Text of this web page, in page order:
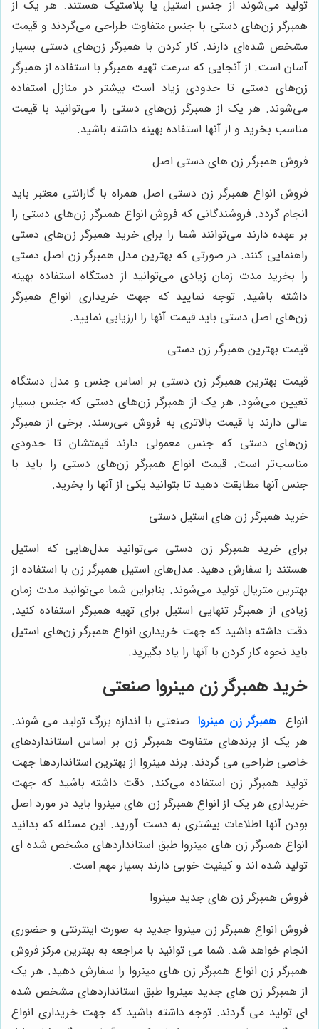
تولید می‌شوند از جنس استیل یا پلاستیک هستند. هر یک از
همبرگر زن‌های دستی با جنس متفاوت طراحی می‌گردند و قیمت
مشخص شده‌ای دارند. کار کردن با همبرگر زن‌های دستی بسیار
آسان است. از آنجایی که سرعت تهیه همبرگر با استفاده از همبرگر
زن‌های دستی تا حدودی زیاد است بیشتر در منازل استفاده
می‌شوند. هر یک از همبرگر زن‌های دستی را می‌توانید با قیمت
مناسب بخرید و از آنها استفاده بهینه داشته باشید.
فروش همبرگر زن های دستی اصل
فروش انواع همبرگر زن دستی اصل همراه با گارانتی معتبر باید
انجام گردد. فروشندگانی که فروش انواع همبرگر زن‌های دستی را
بر عهده دارند می‌توانند شما را برای خرید همبرگر زن‌های دستی
راهنمایی کنند. در صورتی که بهترین مدل همبرگر زن اصل دستی
را بخرید مدت زمان زیادی می‌توانید از دستگاه استفاده بهینه
داشته باشید. توجه نمایید که جهت خریداری انواع همبرگر
زن‌های اصل دستی باید قیمت آنها را ارزیابی نمایید.
قیمت بهترین همبرگر زن دستی
قیمت بهترین همبرگر زن دستی بر اساس جنس و مدل دستگاه
تعیین می‌شود. هر یک از همبرگر زن‌های دستی که جنس بسیار
عالی دارند با قیمت بالاتری به فروش می‌رسند. برخی از همبرگر
زن‌های دستی که جنس معمولی دارند قیمتشان تا حدودی
مناسب‌تر است. قیمت انواع همبرگر زن‌های دستی را باید با
جنس آنها مطابقت دهید تا بتوانید یکی از آنها را بخرید.
خرید همبرگر زن های استیل دستی
برای خرید همبرگر زن دستی می‌توانید مدل‌هایی که استیل
هستند را سفارش دهید. مدل‌های استیل همبرگر زن با استفاده از
بهترین متریال تولید می‌شوند. بنابراین شما می‌توانید مدت زمان
زیادی از همبرگر تنهایی استیل برای تهیه همبرگر استفاده کنید.
دقت داشته باشید که جهت خریداری انواع همبرگر زن‌های استیل
باید نحوه کار کردن با آنها را یاد بگیرید.
خرید همبرگر زن مینروا صنعتی
انواع همبرگر زن مینرواصنعتی با اندازه بزرگ تولید می ‌شوند.
هر یک از برندهای متفاوت همبرگر زن بر اساس استانداردهای
خاصی طراحی می گردند. برند مینروا از بهترین استانداردها جهت
تولید همبرگر زن استفاده می‌کند. دقت داشته باشید که جهت
خریداری هر یک از انواع همبرگر زن‌ های مینروا باید در مورد اصل
بودن آنها اطلاعات بیشتری به دست آورید. این مسئله که بدانید
انواع همبرگر زن‌ های مینروا طبق استانداردهای مشخص شده‌ ای
تولید شده اند و کیفیت خوبی دارند بسیار مهم است.
فروش همبرگر زن های جدید مینروا
فروش انواع همبرگر زن مینروا جدید به صورت اینترنتی و حضوری
انجام خواهد شد. شما می ‌توانید با مراجعه به بهترین مرکز فروش
همبرگر زن انواع همبرگر زن‌ های مینروا را سفارش دهید. هر یک
از همبرگر زن‌ های جدید مینروا طبق استانداردهای مشخص شده‌
ای تولید می‌ گردند. توجه داشته باشید که جهت خریداری انواع